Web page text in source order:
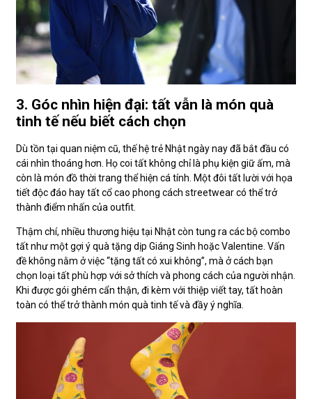
3. Góc nhìn hiện đại: tất vẫn là món quà
tinh tế nếu biết cách chọn
Dù tồn tại quan niệm cũ, thế hệ trẻ Nhật ngày nay đã bắt đầu có
cái nhìn thoáng hơn. Họ coi tất không chỉ là phụ kiện giữ ấm, mà
còn là món đồ thời trang thể hiện cá tính. Một đôi tất lười với họa
tiết độc đáo hay tất cổ cao phong cách streetwear có thể trở
thành điểm nhấn của outfit.
Thậm chí, nhiều thương hiệu tại Nhật còn tung ra các bộ combo
tất như một gợi ý quà tặng dịp Giáng Sinh hoặc Valentine. Vấn
đề không nằm ở việc “tặng tất có xui không”, mà ở cách bạn
chọn loại tất phù hợp với sở thích và phong cách của người nhận.
Khi được gói ghém cẩn thận, đi kèm với thiệp viết tay, tất hoàn
toàn có thể trở thành món quà tinh tế và đầy ý nghĩa.